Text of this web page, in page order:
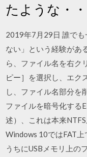
たような・・
2019年7月29日 誰で
ない」という経験があ
ら、ファイル名を右ク
ピー］を選択し、エク
し、ファイル名部分を
ファイルを暗号化する
述）、これは本来
Windows 10ではFAT
うちにUSBメモリ上の